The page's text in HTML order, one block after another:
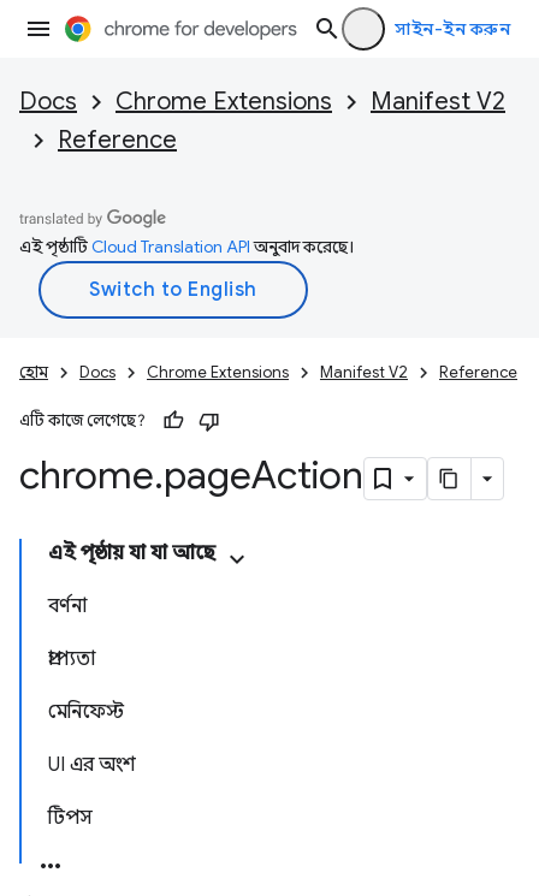
সাইন-ইন করুন
Docs Chrome Extensions
Manifest V2
Reference
এই পৃষ্ঠাটিCloud Translation APIঅনুবাদ করেছে।
হোম Docs Chrome Extensions Manifest V2 Reference
এটি কাজে লেগেছে?
chrome.pageAction
এই পৃষ্ঠায় যা যা আছে
বর্ণনা
প্রাপ্যতা
মেনিফেস্ট
UI এর অংশ
টিপস